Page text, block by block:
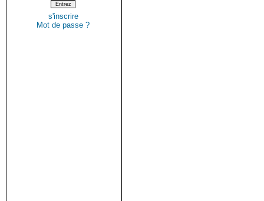
s'inscrire
Mot de passe ?